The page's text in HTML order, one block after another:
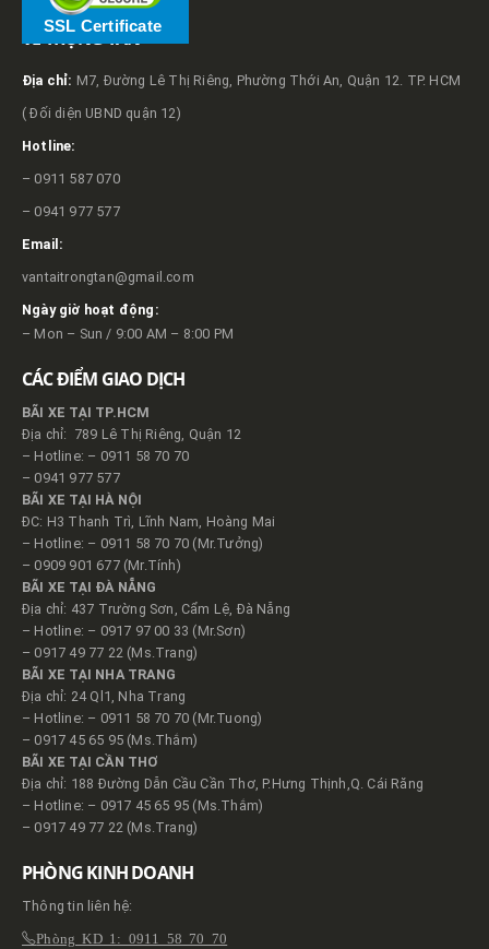
SSL Certificate
VỀ TRỌNG TẤN
Địa chỉ: M7, Đường Lê Thị Riêng, Phường Thới An, Quận 12. TP. HCM
( Đối diện UBND quận 12)
Hotline:
– 0911 587 070
– 0941 977 577
Email:
vantaitrongtan@gmail.com
Ngày giờ hoạt động:
– Mon – Sun / 9:00 AM – 8:00 PM
CÁC ĐIỂM GIAO DỊCH
BÃI XE TẠI TP.HCM
Địa chỉ: 789 Lê Thị Riêng, Quận 12
– Hotline: – 0911 58 70 70
– 0941 977 577
BÃI XE TẠI HÀ NỘI
ĐC: H3 Thanh Trì, Lĩnh Nam, Hoàng Mai
– Hotline: – 0911 58 70 70 (Mr.Tưởng)
– 0909 901 677 (Mr.Tính)
BÃI XE TẠI ĐÀ NẴNG
Địa chỉ: 437 Trường Sơn, Cẩm Lệ, Đà Nẵng
– Hotline: – 0917 97 00 33 (Mr.Sơn)
– 0917 49 77 22 (Ms.Trang)
BÃI XE TẠI NHA TRANG
Địa chỉ: 24 Ql1, Nha Trang
– Hotline: – 0911 58 70 70 (Mr.Tuong)
– 0917 45 65 95 (Ms.Thắm)
BÃI XE TẠI CẦN THƠ
Địa chỉ: 188 Đường Dẫn Cầu Cần Thơ, P.Hưng Thịnh,Q. Cái Răng
– Hotline: – 0917 45 65 95 (Ms.Thắm)
– 0917 49 77 22 (Ms.Trang)
PHÒNG KINH DOANH
Thông tin liên hệ:
Phòng KD 1: 0911 58 70 70